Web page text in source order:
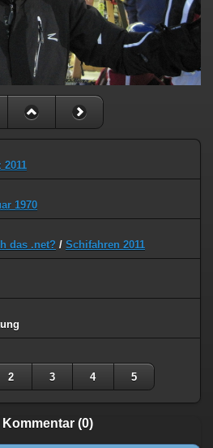
2011
1970
das .net? / Schifahren 2011
2 3 4 5
Kommentar (0)